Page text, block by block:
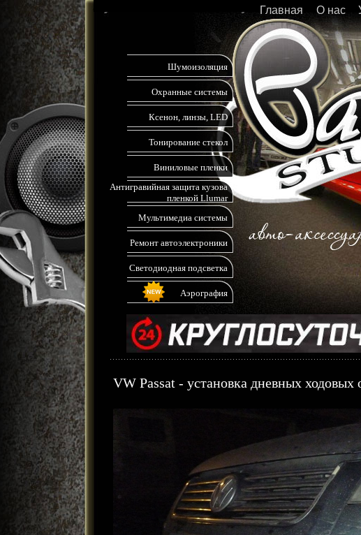
Шумоизоляция
Охранные системы
Ксенон, линзы, LED
Тонирование стекол
Виниловые пленки
Антигравийная защита кузова
пленкой Llumar
Мультимедиа системы
Ремонт автоэлектроники
Светодиодная подсветка
Аэрография
Главная О нас
VW Passat - установка дневных